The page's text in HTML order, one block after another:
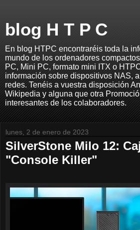
blog H T P C
En blog HTPC encontraréis toda la
mundo de los ordenadores
PC, Mini PC, formato mini ITX o
información sobre dispositivos NAS,
redes. Tenéis a vuestra disposición
Wikipedia y alguna que otra
interesantes de los colaboradores.
lunes, 2 de enero de 2023
SilverStone Milo 12:
"Console Killer"